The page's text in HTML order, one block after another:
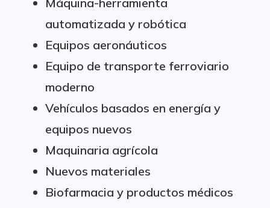
automatizada y robótica
Equipos aeronáuticos
Equipo de transporte ferroviario
moderno
Vehículos basados en energía y
equipos nuevos
Maquinaria agrícola
Nuevos materiales
Biofarmacia y productos médicos